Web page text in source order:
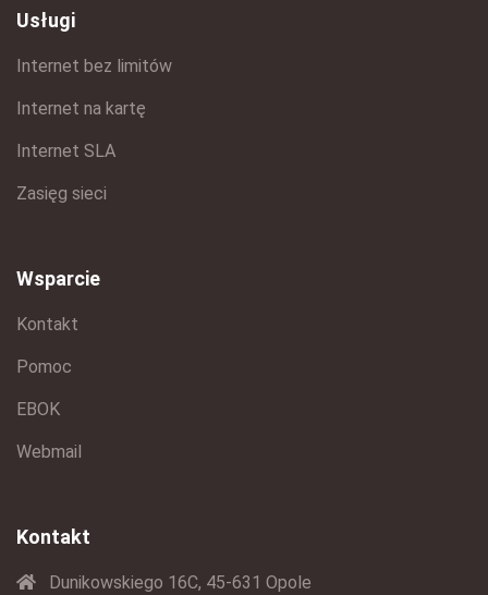
Usługi
Internet bez limitów
Internet na kartę
Internet SLA
Zasięg sieci
Wsparcie
Kontakt
Pomoc
EBOK
Webmail
Kontakt
Dunikowskiego 16C, 45-631 Opole